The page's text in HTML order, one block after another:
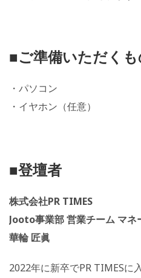
■ご準備いただく
・パソコン
・イヤホン（任意）
■登壇者
株式会社PR TIMES
Jooto事業部 営業チーム マネ
華輪 匠眞
2022年に新卒でPR TIMESに入